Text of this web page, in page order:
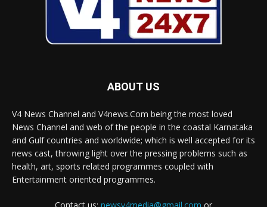
ABOUT US
V4 News Channel and V4news.Com being the most loved
News Channel and web of the people in the coastal Karnataka
and Gulf countries and worldwide; which is well accepted for its
news cast, throwing light over the pressing problems such as
health, art, sports related programmes coupled with
Entertainment oriented programmes.